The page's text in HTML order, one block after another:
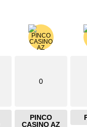
0
PINCO
CASINO AZ